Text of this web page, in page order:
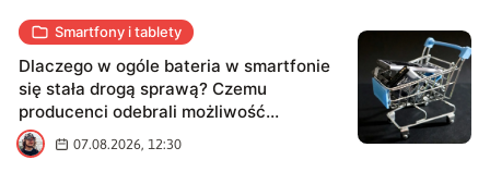
Smartfony i tablety
Dlaczego w ogóle bateria w smartfonie
się stała drogą sprawą? Czemu
producenci odebrali możliwość
samodzielnej wymiany?
B 07.08.2026, 12:30